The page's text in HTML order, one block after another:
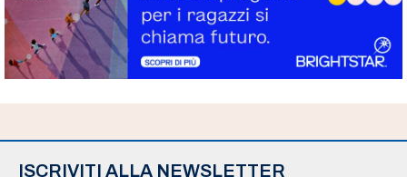
ISCRIVITI ALLA NEWSLETTER